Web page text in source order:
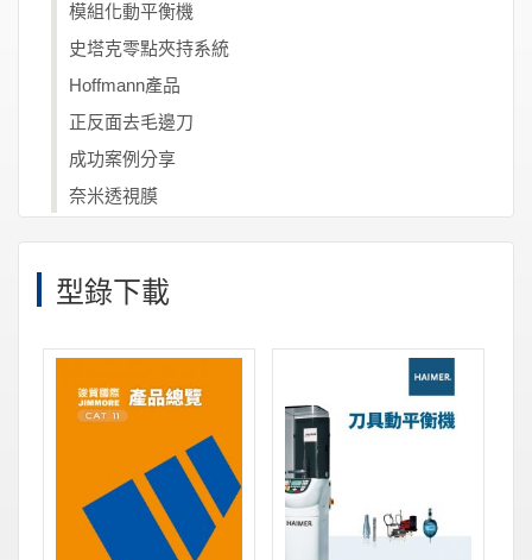
模組化動平衡機
史塔克零點夾持系統
Hoffmann產品
正反面去毛邊刀
成功案例分享
奈米透視膜
型錄下載